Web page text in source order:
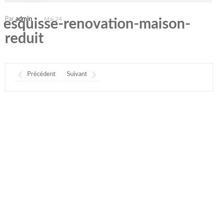
esquisse-renovation-maison-
reduit
Par admin Mai 24
Précédent Suivant